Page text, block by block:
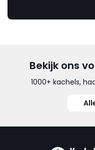
Bekijk ons
1000+ kachels,